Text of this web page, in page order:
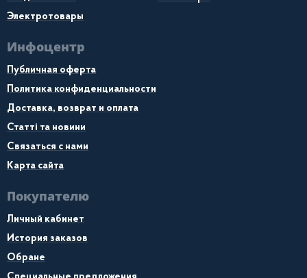
Электротовары
Инфоцентр
Публичная оферта
Политика конфиденциальности
Доставка, возврат и оплата
Статті та новини
Связаться с нами
Карта сайта
Покупателю
Личный кабинет
История заказов
Обране